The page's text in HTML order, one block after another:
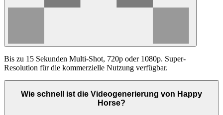
Bis zu 15 Sekunden Multi-Shot, 720p oder 1080p. Super-
Resolution für die kommerzielle Nutzung verfügbar.
Wie schnell ist die Videogenerierung von Happy
Horse?